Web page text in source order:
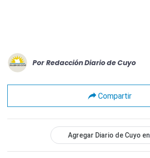
Por Redacción Diario de Cuyo
Compartir
Agregar Diario de Cuyo en